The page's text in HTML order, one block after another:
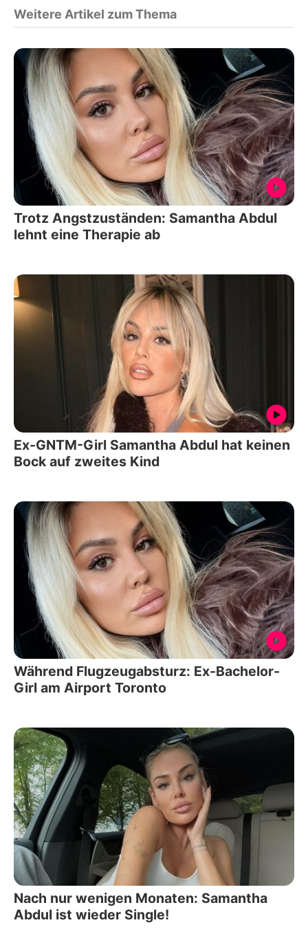
Weitere Artikel zum Thema
Trotz Angstzuständen: Samantha Abdul
lehnt eine Therapie ab
Ex-GNTM-Girl Samantha Abdul hat keinen
Bock auf zweites Kind
Während Flugzeugabsturz: Ex-Bachelor-
Girl am Airport Toronto
Nach nur wenigen Monaten: Samantha
Abdul ist wieder Single!